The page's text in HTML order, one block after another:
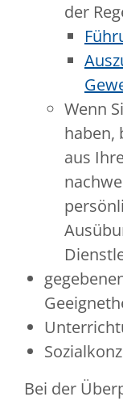
der
Wenn
haben,
aus
Bei der